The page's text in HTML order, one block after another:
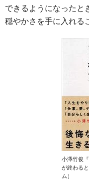
できるようになったと
穏やかさを手に入れる
小澤竹俊
が終わる
ム）